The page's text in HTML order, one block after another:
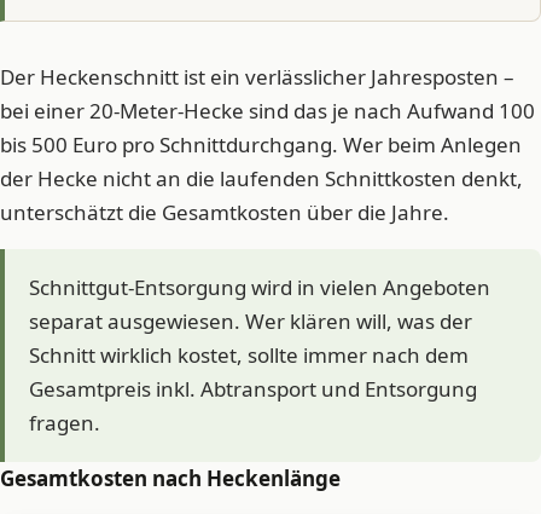
Der Heckenschnitt ist ein verlässlicher Jahresposten –
bei einer 20-Meter-Hecke sind das je nach Aufwand 100
bis 500 Euro pro Schnittdurchgang. Wer beim Anlegen
der Hecke nicht an die laufenden Schnittkosten denkt,
unterschätzt die Gesamtkosten über die Jahre.
Schnittgut-Entsorgung wird in vielen Angeboten
separat ausgewiesen. Wer klären will, was der
Schnitt wirklich kostet, sollte immer nach dem
Gesamtpreis inkl. Abtransport und Entsorgung
fragen.
Gesamtkosten nach Heckenlänge